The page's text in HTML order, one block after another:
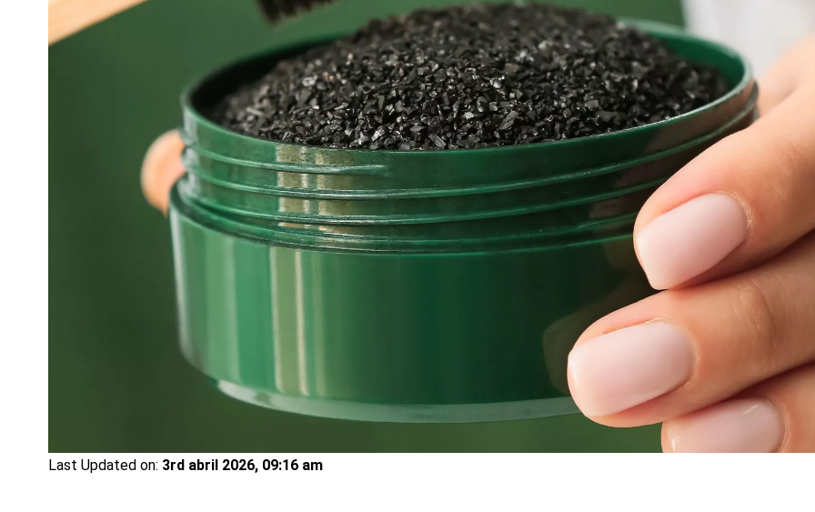
Last Updated on: 3rd abril 2026, 09:16 am